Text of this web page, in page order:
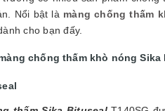
Nổi bật là màng chống thấm
cho bạn đấy.
chống thấm khò nóng Sika